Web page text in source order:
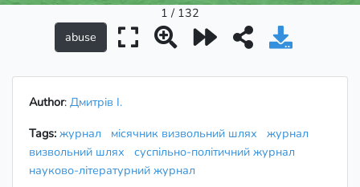
1 / 132
Author: Дмитрів І.
Tags: журнал місячник визвольний шлях
журнал
визвольний шлях
суспільно-політичний журнал
науково-літературний журнал